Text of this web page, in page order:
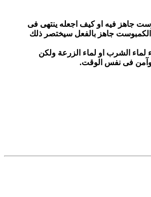
جاهز فيه او كيف اجعله ينتهى فى
جاهز بالفعل سيختصر ذلك
لماء الشرب او لماء الزرعة ولكن
وآمن فى نفس الوقت.